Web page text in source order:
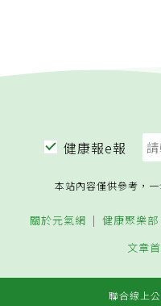
健康報e報
本站內容僅供參考，
關於元氣網 健康聚樂部
文章
聯合線上